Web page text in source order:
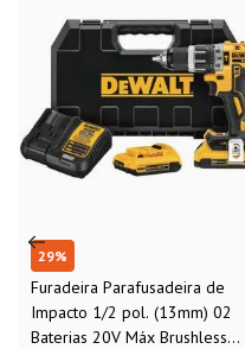
29%
Furadeira Parafusadeira de
Impacto 1/2 pol. (13mm) 02
Baterias 20V Máx Brushless